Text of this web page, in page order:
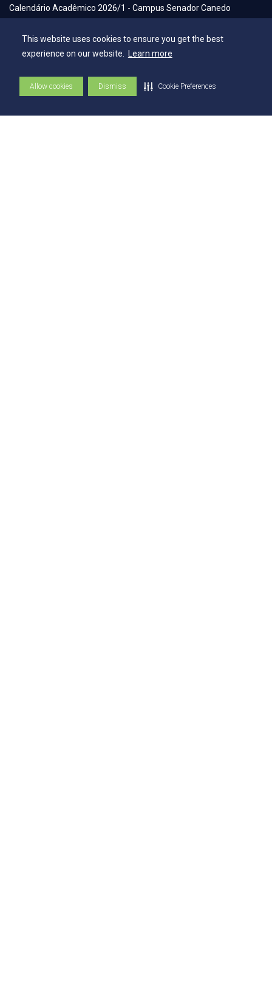
This website uses cookies to ensure you get the best
experience on our website. Learn more
Allow cookies Dismiss Cookie Preferences
Calendário Acadêmico 2026/1 - Campus Senador Canedo
Portal de Periódicos Eletrônicos
Espaços